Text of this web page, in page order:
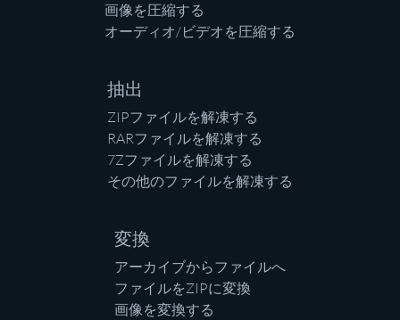
画像を圧縮する
オーディオ/ビデオを圧縮する
抽出
ZIPファイルを解凍する
RARファイルを解凍する
7Zファイルを解凍する
その他のファイルを解凍する
変換
アーカイブからファイルへ
ファイルをZIPに変換
画像を変換する